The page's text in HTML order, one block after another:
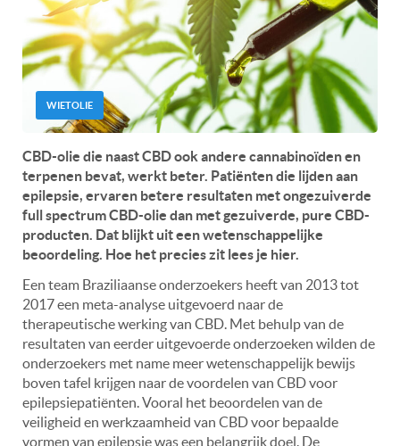
WIETOLIE
CBD-olie die naast CBD ook andere cannabinoïden en
terpenen bevat, werkt beter. Patiënten die lijden aan
epilepsie, ervaren betere resultaten met ongezuiverde
full spectrum CBD-olie dan met gezuiverde, pure CBD-
producten. Dat blijkt uit een wetenschappelijke
beoordeling. Hoe het precies zit lees je hier.
Een team Braziliaanse onderzoekers heeft van 2013 tot
2017 een meta-analyse uitgevoerd naar de
therapeutische werking van CBD. Met behulp van de
resultaten van eerder uitgevoerde onderzoeken wilden de
onderzoekers met name meer wetenschappelijk bewijs
boven tafel krijgen naar de voordelen van CBD voor
epilepsiepatiënten. Vooral het beoordelen van de
veiligheid en werkzaamheid van CBD voor bepaalde
vormen van epilepsie was een belangrijk doel. De